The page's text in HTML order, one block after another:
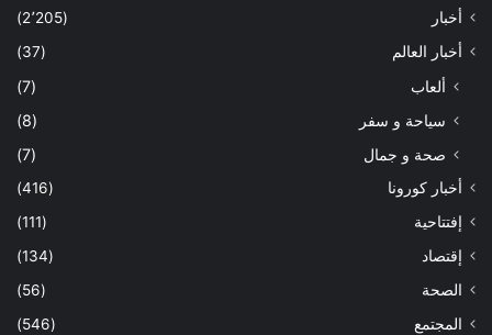
أخبار
(2٬205)
أخبار العالم
(37)
ألعاب
(7)
سياحة و سفر
(8)
صحة و جمال
(7)
أخبار كورونا
(416)
إفتتاحية
(111)
إقتصاد
(134)
الصحة
(56)
المجتمع
(546)